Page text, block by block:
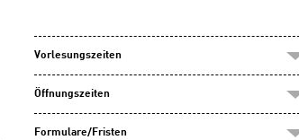
Vorlesungszeiten
Öffnungszeiten
Formulare/Fristen